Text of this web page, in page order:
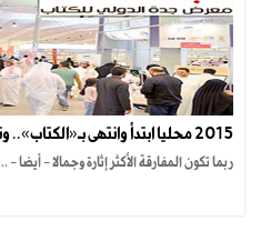
2015 محليا ابتدأ وانتهى بـ«الكتاب».. وترقب ل
ربما تكون المفارقة الأكثر إثارة وجمالا - أيضا - ..